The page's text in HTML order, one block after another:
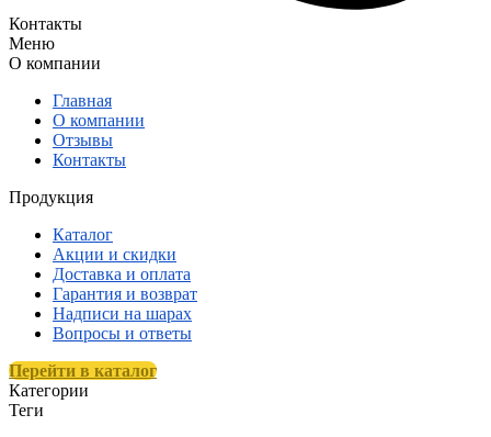
Контакты
Меню
О компании
Главная
О компании
Отзывы
Контакты
Продукция
Каталог
Акции и скидки
Доставка и оплата
Гарантия и возврат
Надписи на шарах
Вопросы и ответы
Перейти в каталог
Категории
Теги